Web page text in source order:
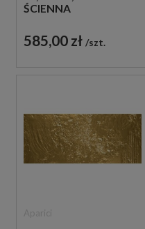
ŚCIENNA
585,00 zł szt.